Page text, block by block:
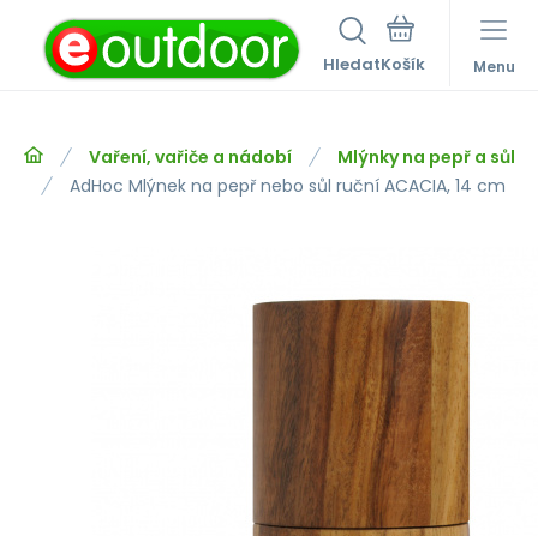
Hledat Menu
Vaření, vařiče a nádobí
Mlýnky na pepř a sůl
AdHoc Mlýnek na pepř nebo sůl ruční ACACIA, 14 cm